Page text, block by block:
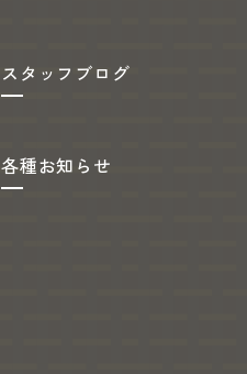
スタッフブログ
各種お知らせ